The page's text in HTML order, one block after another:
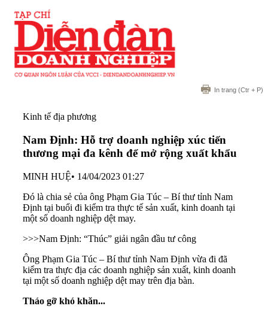
In trang (Ctr + P)
Kinh tế địa phương
Nam Định: Hỗ trợ doanh nghiệp xúc tiến
thương mại đa kênh để mở rộng xuất khẩu
MINH HUỆ• 14/04/2023 01:27
Đó là chia sẻ của ông Phạm Gia Túc – Bí thư tỉnh Nam
Định tại buổi đi kiểm tra thực tế sản xuất, kinh doanh tại
một số doanh nghiệp dệt may.
>>>Nam Định: “Thúc” giải ngân đầu tư công
Ông Phạm Gia Túc – Bí thư tỉnh Nam Định vừa đi đã
kiểm tra thực địa các doanh nghiệp sản xuất, kinh doanh
tại một số doanh nghiệp dệt may trên địa bàn.
Tháo gỡ khó khăn...